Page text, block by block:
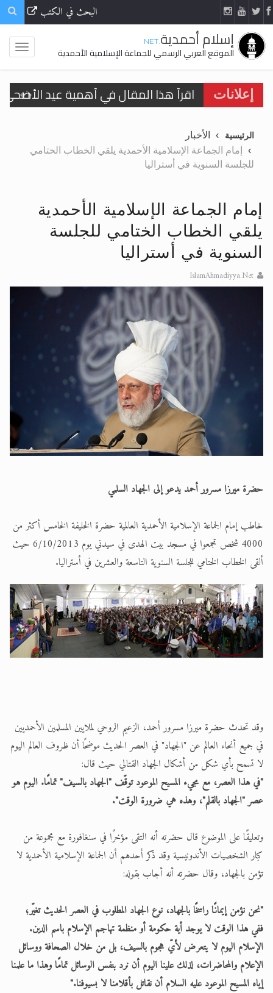
البحث في الكتب
إسلام أحمدية.NET
الموقع العربي الرسمي للجماعة الإسلامية الأحمدية
إعلانات
اقرأ هذا المقال في أهمية عيد
تعميم هامّ لأفراد الجماعة >> المزيد
تعميم هامّ لأفراد الجماعة >> المزيد
اقرأ هذا الكتاب وتعرّف على حقيقة
الحجّ.. دلالات، حِكم، وأهداف >> المزيد
اقرأ هذا المقال في أهمية عيد
الرئيسية
الأخبار
إمام الجماعة الإسلامية الأحمدية يلقي الخطاب الختامي
للجلسة السنوية في أستراليا
إمام الجماعة الإسلامية الأحمدية
يلقي الخطاب الختامي للجلسة
السنوية في أستراليا
IslamAhmadiyya.Net
حضرة ميرزا مسرور أحمد يدعو إلى الجهاد السلمي
خاطب إمام الجماعة الإسلامية الأحمدية العالمية حضرة الخليفة الخامس أكثر من
4000 شخص تجمعوا في مسجد بيت الهدى في سيدني يوم 6/10/2013 حيث
ألقى الخطاب الختامي للجلسة السنوية التاسعة والعشرين في أستراليا.
وقد تحدث حضرة ميرزا مسرور أحمد، الزعيم الروحي لملايين المسلمين الأحمديين
في جميع أنحاء العالم عن "الجهاد" في العصر الحديث موضحًا أن ظروف العالم اليوم
لا تسمح بأي شكل من أشكال الجهاد القتالي حيث قال:
"في هذا العصر، مع مجيء المسيح الموعود توقّف "الجهاد بالسيف" تمامًا. اليوم هو
عصر "الجهاد بالقلم"، وهذه هي ضرورة الوقت".
وتعليقًا على الموضوع قال حضرته أنه التقى مؤخرًا في سنغافورة مع مجموعة من
كبار الشخصيات الأندونيسية وقد ذكر أحدهم أن الجماعة الإسلامية الأحمدية لا
تؤمن بالجهاد، وقال حضرته أنه أجاب بقوله:
"نحن نؤمن إيمانًا راسخًا بالجهاد، نوع الجهاد المطلوب في العصر الحديث تغيّر؛
ففي هذا الوقت لا يوجد أية حكومة أو منظمة تهاجم الإسلام باسم الدين.
الإسلام اليوم لا يتعرض لأيّ هجوم بالسيف، بل من خلال الصحافة ووسائل
الإعلام والمحاضرات، لذلك علينا اليوم أن نرد بنفس الوسائل تمامًا وهذا ما علمنا
إياه المسيح الموعود عليه السلام أن نقاتل بأقلامنا لا بسيوفنا."